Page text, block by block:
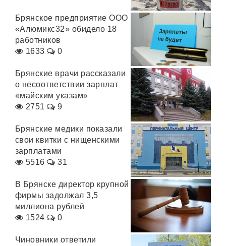
Брянское предприятие ООО
«Алюмикс32» обидело 18
работников
1633
0
Брянские врачи рассказали
о несоответствии зарплат
«майским указам»
2751
9
Брянские медики показали
свои квитки с нищенскими
зарплатами
5516
31
В Брянске директор крупной
фирмы задолжал 3,5
миллиона рублей
1524
0
Чиновники ответили